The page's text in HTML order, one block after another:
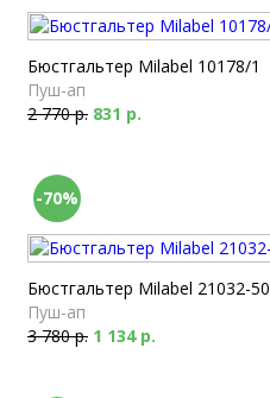
Бюстгальтер Milabel 10178/1
Пуш-ап
2 770 р. 831 р.
-70%
Бюстгальтер Milabel 21032-50
Пуш-ап
3 780 р. 1 134 р.